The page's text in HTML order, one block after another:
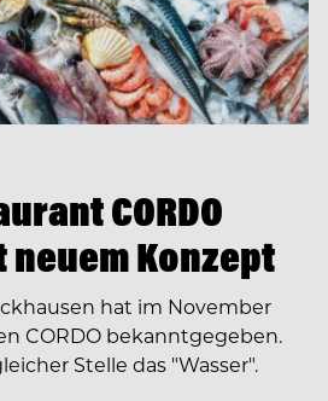
CORDO
Konzept
hat im November
CORDO bekanntgegeben.
Stelle das "Wasser".